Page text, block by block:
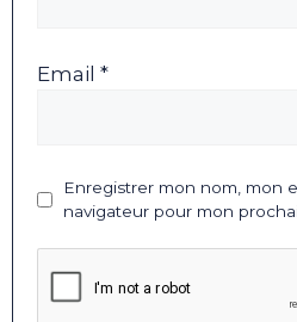
Email *
Enregistrer mon nom, mon
navigateur pour mon